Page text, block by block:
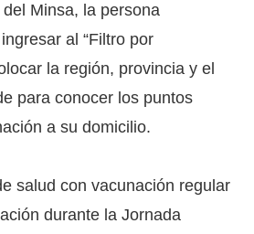
Minsa, la persona
al “Filtro por
la región, provincia y el
para conocer los puntos
a su domicilio.
salud con vacunación regular
durante la Jornada